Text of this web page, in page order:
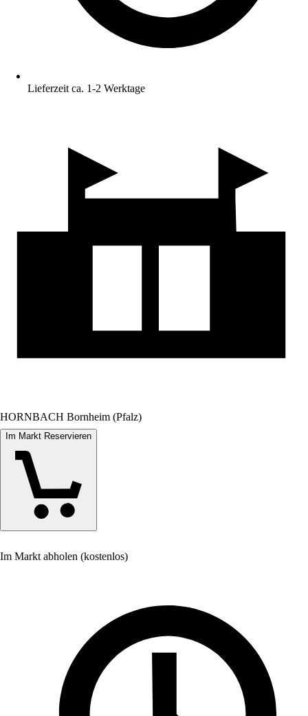
Lieferzeit ca. 1-2 Werktage
HORNBACH Bornheim (Pfalz)
Im Markt Reservieren
Im Markt abholen (kostenlos)